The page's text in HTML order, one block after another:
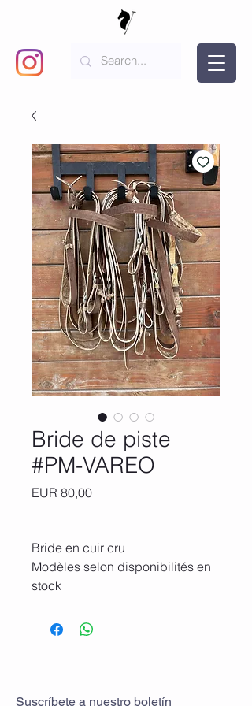
Bride de piste
#PM-VAREO
EUR 80,00Precio
Bride en cuir cru
Modèles selon disponibilités en
stock
Suscríbete a nuestro boletín